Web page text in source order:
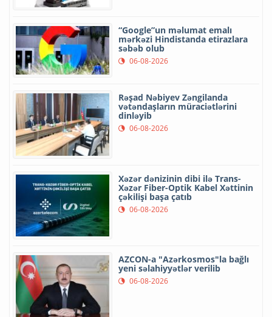
“Google”un məlumat emalı
mərkəzi Hindistanda etirazlara
səbəb olub
06-08-2026
Rəşad Nəbiyev Zəngilanda
vətəndaşların müraciətlərini
dinləyib
06-08-2026
Xəzər dənizinin dibi ilə Trans-
Xəzər Fiber-Optik Kabel Xəttinin
çəkilişi başa çatıb
06-08-2026
AZCON-a "Azərkosmos"la bağlı
yeni səlahiyyətlər verilib
06-08-2026